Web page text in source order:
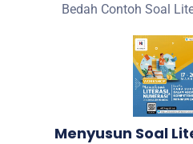
Bedah Contoh Soal
Menyusun Soal